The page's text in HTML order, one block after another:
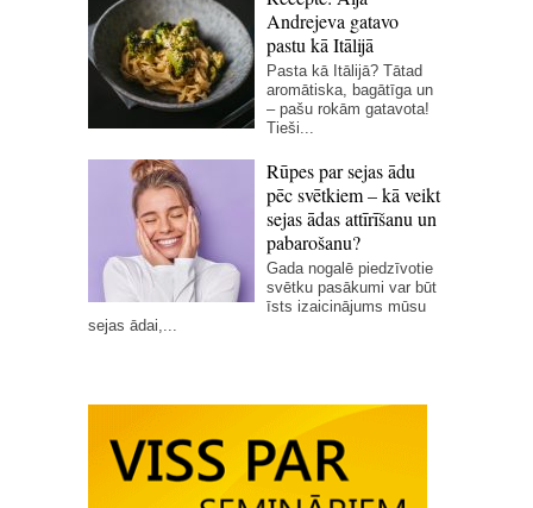
Andrejeva gatavo
pastu kā Itālijā
Pasta kā Itālijā? Tātad
aromātiska, bagātīga un
– pašu rokām gatavota!
Tieši...
Rūpes par sejas ādu
pēc svētkiem – kā veikt
sejas ādas attīrīšanu un
pabarošanu?
Gada nogalē piedzīvotie
svētku pasākumi var būt
īsts izaicinājums mūsu
sejas ādai,...